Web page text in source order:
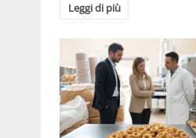
Leggi di più